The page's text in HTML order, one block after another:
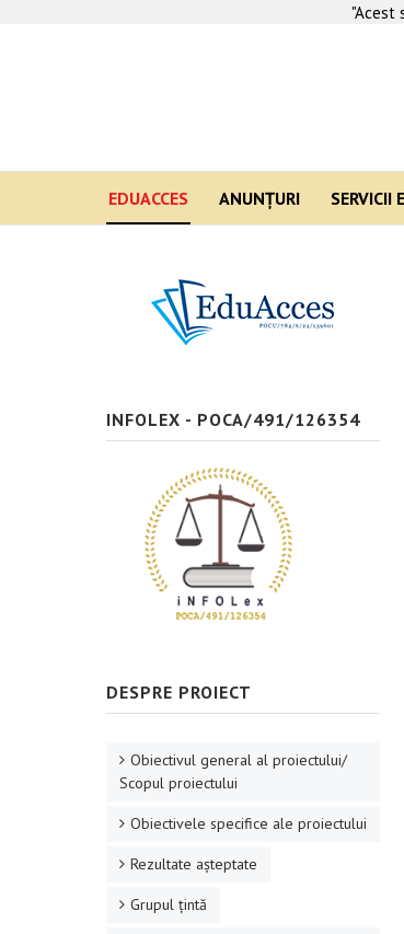
"Acest
EDUACCES ANUNŢURI SERVICII
INFOLEX - POCA/491/126354
DESPRE PROIECT
Obiectivul general al proiectului/
Scopul proiectului
Obiectivele specifice ale proiectului
Rezultate aşteptate
Grupul ţintă